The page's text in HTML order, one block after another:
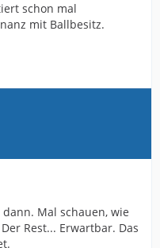
schon mal
mit Ballbesitz.
dann. Mal schauen, wie
Rest... Erwartbar. Das